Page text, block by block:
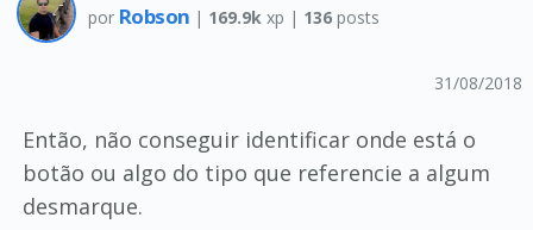
por Robson | 169.9k xp | 136posts
31/08/2018
Então, não conseguir identificar onde está o
botão ou algo do tipo que referencie a algum
desmarque.